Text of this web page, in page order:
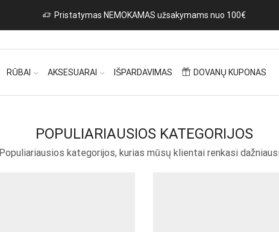
Naujos prekės iš Italijos kasdien! Rinktis
RŪBAI AKSESUARAI IŠPARDAVIMAS DOVANŲ KUPONAS
POPULIARIAUSIOS KATEGORIJOS
Populiariausios kategorijos, kurias mūsų klientai renkasi